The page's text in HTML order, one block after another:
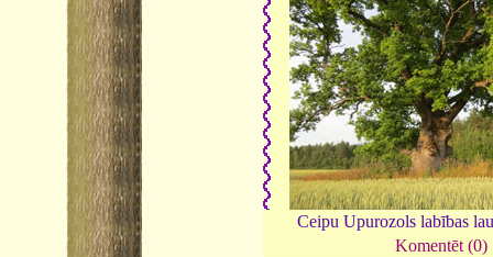
Ceipu Upurozols labības
Komentēt (0)